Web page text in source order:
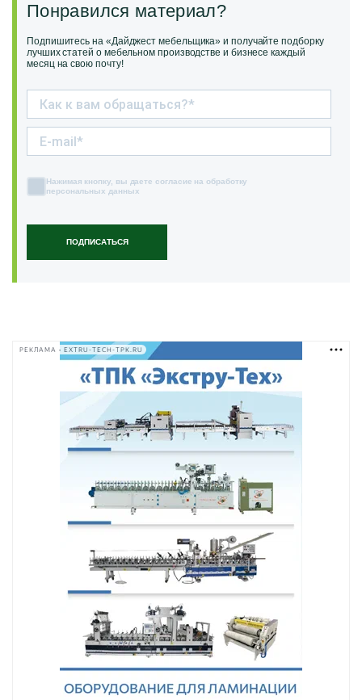
Понравился материал?
Подпишитесь на «Дайджест мебельщика» и получайте подборку
лучших статей о мебельном производстве и бизнесе каждый
месяц на свою почту!
ПОДПИСАТЬСЯ
Нажимая кнопку, вы даете согласие на обработку
персональных данных
РЕКЛАМА • EXTRU-TECH-TPK.RU